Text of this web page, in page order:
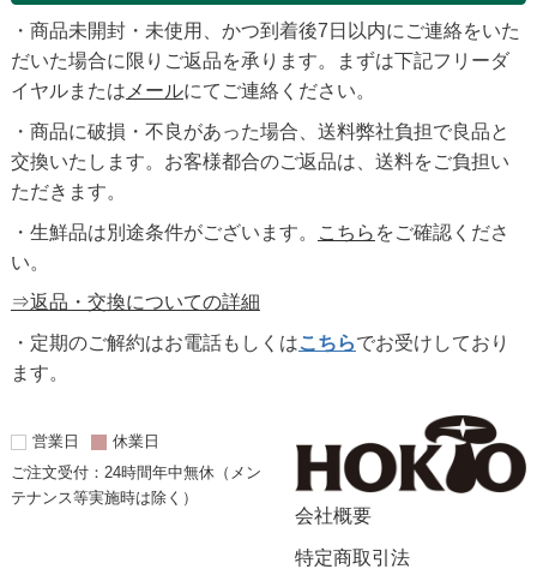
・商品未開封・未使用、かつ到着後7日以内にご連絡をいた
だいた場合に限りご返品を承ります。まずは下記フリーダ
イヤルまたは メールにてご連絡ください。
・商品に破損・不良があった場合、送料弊社負担で良品と
交換いたします。お客様都合のご返品は、送料をご負担い
ただきます。
・生鮮品は別途条件がございます。
こちら をご確認くださ
い。
⇒返品・交換についての詳細
・定期のご解約はお電話もしくはこちらでお受けしており
ます。
営業日
休業日
ご注文受付：24時間年中無休（メン
テナンス等実施時は除く）
会社概要
特定商取引法